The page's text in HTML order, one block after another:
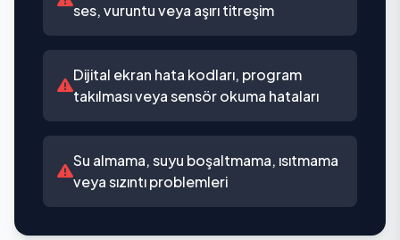
ses, vuruntu veya aşırı titreşim
Dijital ekran hata kodları, program
takılması veya sensör okuma hataları
Su almama, suyu boşaltmama, ısıtmama
veya sızıntı problemleri